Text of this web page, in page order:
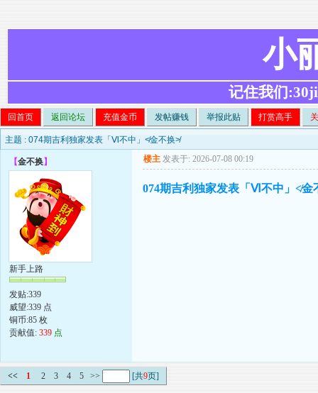
小
记住我们
回首页 返回论坛 充值金币 发帖赚钱 举报此贴 打赏高手
主题 : 074期吉利独家发表「Ⅵ不中」≮金不换≯
【金不换】
新手上路
发贴:339
威望:339 点
铜币:85 枚
贡献值: 339 点
楼主 发表于: 2026-07-08 00:19
074期吉利独家发表「Ⅵ不中」≮金
<< 1 2 3 4 5 >> [共9页]